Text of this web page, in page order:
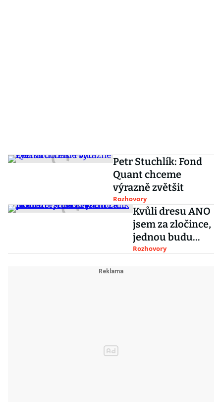
Petr Stuchlík: Fond
Quant chceme
výrazně zvětšit
Rozhovory
Kvůli dresu ANO
jsem za zločince,
jednou budu
primátor, říká
Rozhovory